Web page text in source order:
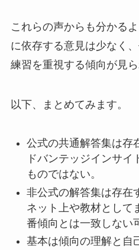
これらの声からも分かる
に依存する意見は少なく
練習を重視する傾向が見ら
以下、まとめてみます。
公式の共通解答集は存
ドバンテッジインサ
ものではない。
非公式の解答集は存在
ネット上や教材として
番傾向とは一致しない
基本は傾向の理解と自